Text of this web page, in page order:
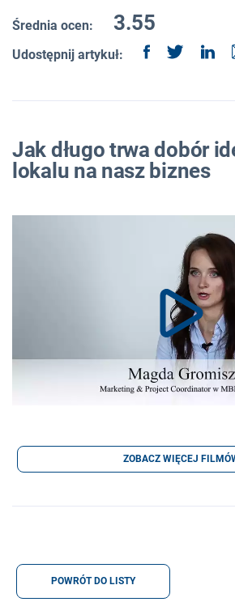
Średnia ocen: 3.55
Udostępnij artykuł:
Jak długo trwa dobór
lokalu na nasz biznes
ZOBACZ WIĘCEJ
POWRÓT DO LISTY